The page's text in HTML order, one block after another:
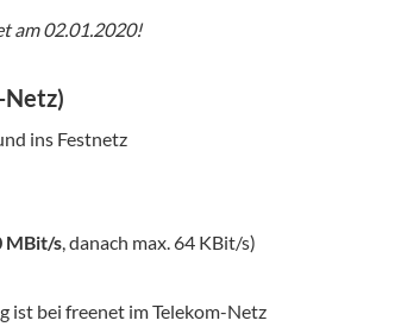
am 02.01.2020!
Netz)
ins Festnetz
MBit/s, danach max. 64 KBit/s)
ist bei freenet im Telekom-Netz